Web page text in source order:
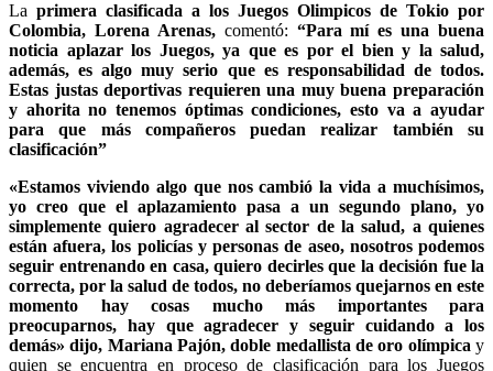
La primera clasificada a los Juegos Olimpicos de Tokio por
Colombia, Lorena Arenas,comentó: “Para mí es una buena
noticia aplazar los Juegos, ya que es por el bien y la salud,
además, es algo muy serio que es responsabilidad de todos.
Estas justas deportivas requieren una muy buena preparación
y ahorita no tenemos óptimas condiciones, esto va a ayudar
para que más compañeros puedan realizar también su
clasificación”
«Estamos viviendo algo que nos cambió la vida a muchísimos,
yo creo que el aplazamiento pasa a un segundo plano, yo
simplemente quiero agradecer al sector de la salud, a quienes
están afuera, los policías y personas de aseo, nosotros podemos
seguir entrenando en casa, quiero decirles que la decisión fue la
correcta, por la salud de todos, no deberíamos quejarnos en este
momento hay cosas mucho más importantes para
preocuparnos, hay que agradecer y seguir cuidando a los
demás» dijo, Mariana Pajón, doble medallista de oro olímpica y
quien se encuentra en proceso de clasificación para los Juegos